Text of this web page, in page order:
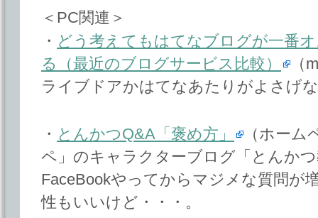
＜PC関連＞
・ どう考えてもはてなブログが一番
る（最近のブログサービス比較）
（
ライブドアかはてなあたりがよさげ
・ とんかつQ&A「褒め方」
（ホー
ペ」のキャラクターブログ「とんか
FaceBookやってからマジメな質問が
性もいいけど・・・。